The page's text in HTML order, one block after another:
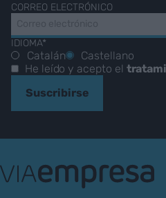
CORREO ELECTRÓNICO
IDIOMA*
Catalán
Castellano
He leído y acepto el
Suscribirse